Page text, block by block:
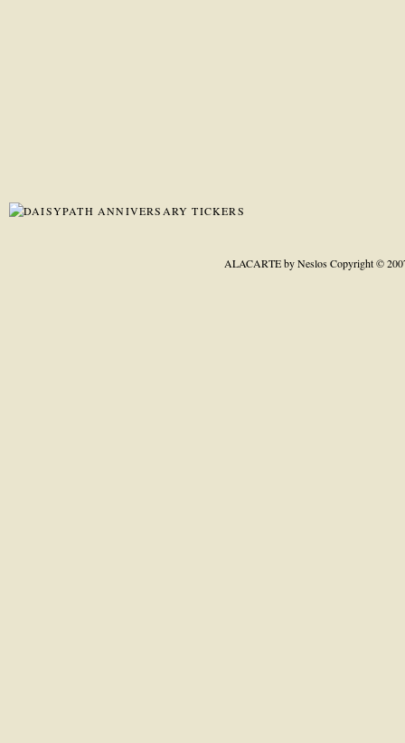
ALACARTE by NeslosCopyright ©